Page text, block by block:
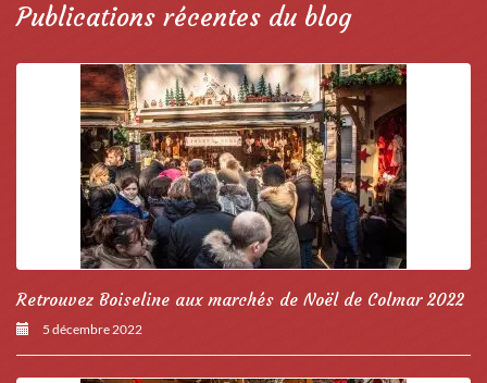
Publications récentes du blog
Retrouvez Boiseline aux marchés de Noël de Colmar 2022
5 décembre 2022